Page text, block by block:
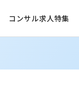
コンサル求人特集